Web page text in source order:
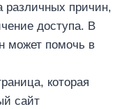
различных причин,
доступа. В
может помочь в
которая
сайт